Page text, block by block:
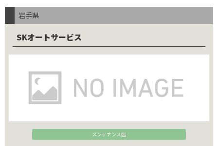
岩手県
SKオートサービス
メンテナンス店